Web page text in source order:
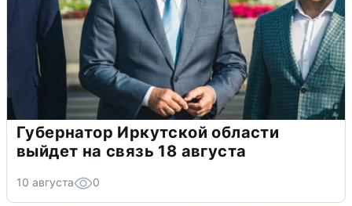
Губернатор Иркутской области
выйдет на связь 18 августа
10 августа 0